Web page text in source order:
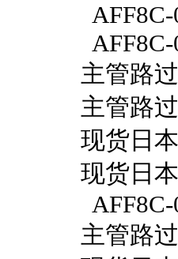
主管路
主管路
现货日
现货日
主管路